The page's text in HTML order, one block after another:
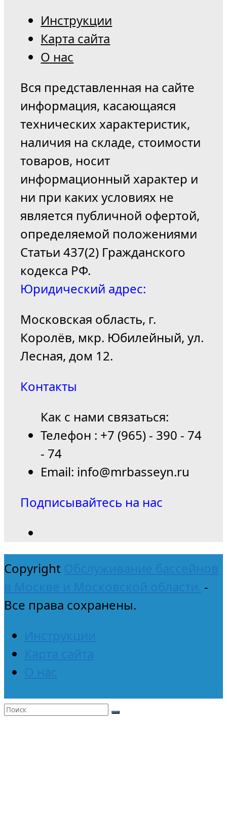
Инструкции
Карта сайта
О нас
Вся представленная на сайте
информация, касающаяся
технических характеристик,
наличия на складе, стоимости
товаров, носит
информационный характер и
ни при каких условиях не
является публичной офертой,
определяемой положениями
Статьи 437(2) Гражданского
кодекса РФ.
Юридический адрес:
Московская область, г.
Королёв, мкр. Юбилейный, ул.
Лесная, дом 12.
Контакты
Как с нами связаться:
Телефон : +7 (965) - 390 - 74
- 74
Email: info@mrbasseyn.ru
Подписывайтесь на нас
Copyright Обслуживание бассейнов
в Москве и Московской области. -
Все права сохранены.
Инструкции
Карта сайта
О нас